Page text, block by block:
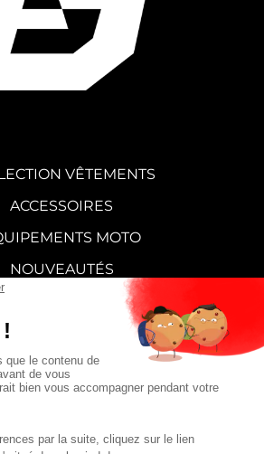
VÊTEMENTS
ACCESSOIRES
MOTO
NOUVEAUTÉS
CARTE CADEAU
SUPERMOT
FAQ